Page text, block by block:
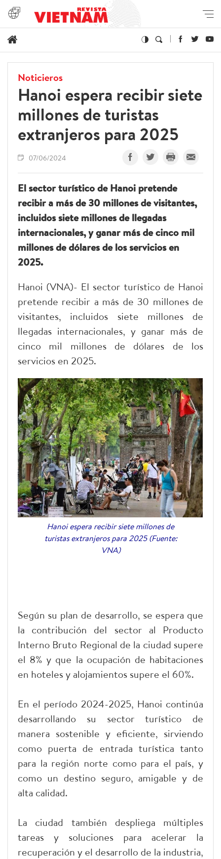
Noticieros
Hanoi espera recibir siete
millones de turistas
extranjeros para 2025
07/06/2024
El sector turístico de Hanoi pretende
recibir a más de 30 millones de visitantes,
incluidos siete millones de llegadas
internacionales, y ganar más de cinco mil
millones de dólares de los servicios en
2025.
Hanoi (VNA)- El sector turístico de Hanoi
pretende recibir a más de 30 millones de
visitantes, incluidos siete millones de
llegadas internacionales, y ganar más de
cinco mil millones de dólares de los
servicios en 2025.
Hanoi espera recibir siete millones de
turistas extranjeros para 2025 (Fuente:
VNA)
Según su plan de desarrollo, se espera que
la contribución del sector al Producto
Interno Bruto Regional de la ciudad supere
el 8% y que la ocupación de habitaciones
en hoteles y alojamientos supere el 60%.
En el período 2024-2025, Hanoi continúa
desarrollando su sector turístico de
manera sostenible y eficiente, sirviendo
como puerta de entrada turística tanto
para la región norte como para el país, y
como un destino seguro, amigable y de
alta calidad.
La ciudad también despliega múltiples
tareas y soluciones para acelerar la
recuperación y el desarrollo de la industria,